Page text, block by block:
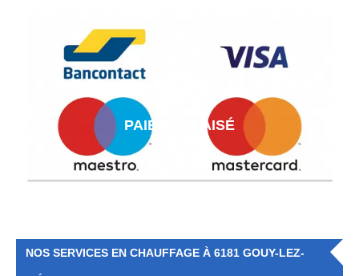
PAIEMENT AISÉ
NOS SERVICES EN CHAUFFAGE À 6181 GOUY-LEZ-